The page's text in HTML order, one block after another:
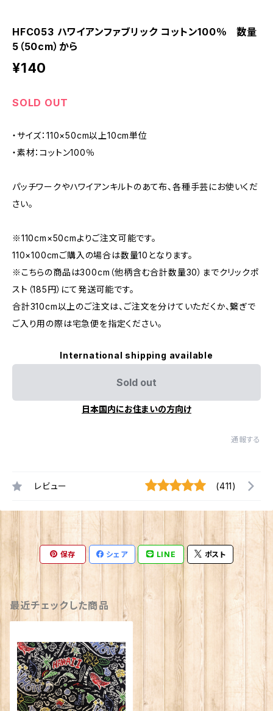
HFC053 ハワイアンファブリック コットン100％ 数量
5（50cm）から
¥140
SOLD OUT
・サイズ：110×50cm以上10cm単位
・素材：コットン100％
パッチワークやハワイアンキルトのあて布、各種手芸にお使いくだ
さい。
※110cm×50cmよりご注文可能です。
110×100cmご購入の場合は数量10となります。
※こちらの商品は300cm（他柄含む合計数量30）までクリックポ
スト（185円）にて発送可能です。
合計310cm以上のご注文は、ご注文を分けていただくか、繋ぎで
ご入り用の際は宅急便を指定ください。
International shipping available
Sold out
日本国内にお住まいの方向け
通報する
レビュー (411)
保存 シェア LINE ポスト
最近チェックした商品